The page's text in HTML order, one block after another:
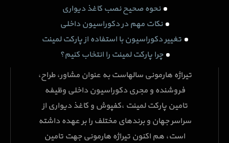
نحوه صحیح نصب کاغذ دیواری
نکات مهم در دکوراسیون داخلی
تغییر دکوراسیون با استفاده از پارکت لمینت
چرا پارکت لمینت را انتخاب کنیم؟
تیراژه هارمونی سالهاست به عنوان مشاور، طراح،
فروشنده و مجری دکوراسیون داخلی وظیفه
تامین پارکت لمینت ،کفپوش و کاغذ دیواری از
سراسر جهان و برندهای مختلف را بر عهده داشته
است، هم اکنون تیراژه هارمونی جهت تامین